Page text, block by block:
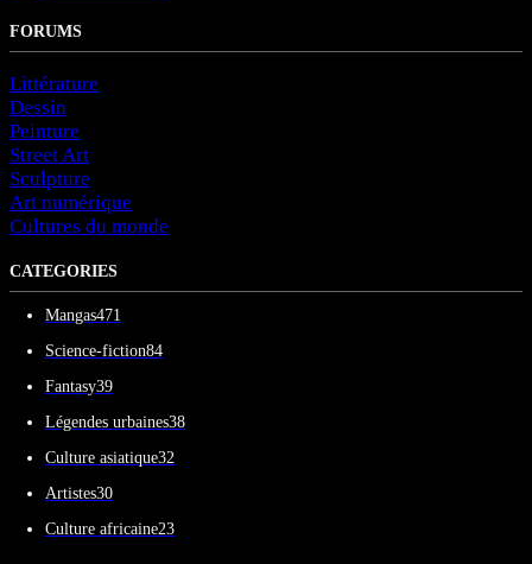
FORUMS
Littérature
Dessin
Peinture
Street Art
Sculpture
Art numérique
Cultures du monde
CATEGORIES
Mangas471
Science-fiction84
Fantasy39
Légendes urbaines38
Culture asiatique32
Artistes30
Culture africaine23